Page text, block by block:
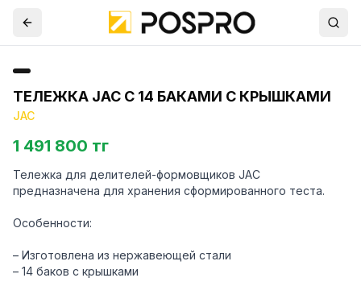
ТЕЛЕЖКА JAC С 14 БАКАМИ С КРЫШКАМИ
JAC
1 491 800 тг
Тележка для делителей-формовщиков JAC
предназначена для хранения сформированного теста.
Особенности:
– Изготовлена из нержавеющей стали
– 14 баков с крышками